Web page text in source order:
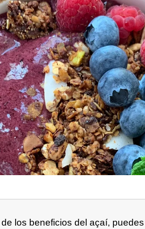
los beneficios del açaí,